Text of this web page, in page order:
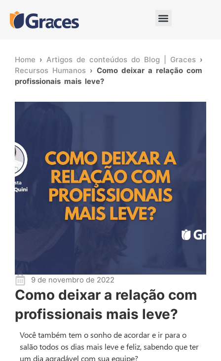
Home › Artigos de conteúdos do Blog | Graces ›
Recursos Humanos › Como deixar a relação com
profissionais mais leve?
9 de novembro de 2022
Como deixar a relação com
profissionais mais leve?
Você também tem o sonho de acordar e ir para o
salão todos os dias mais leve e feliz, sabendo que ter
um dia agradável com sua equipe?